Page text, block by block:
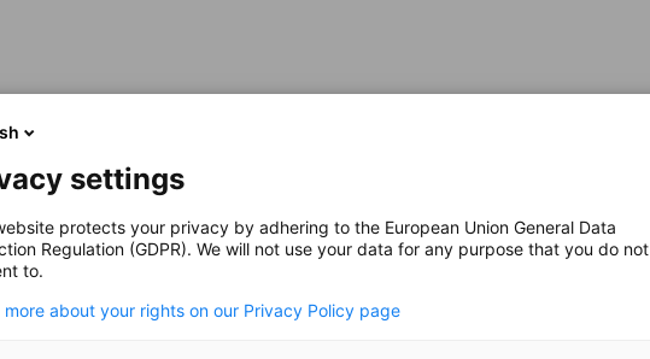
teilen
teilen
Auf Xing teilenKopiere URL zum Clipboard
settings
protects your privacy by adhering to the European Union General Data
Regulation (GDPR). We will not use your data for any purpose that you do not
to.
more about your rights on our Privacy Policy page